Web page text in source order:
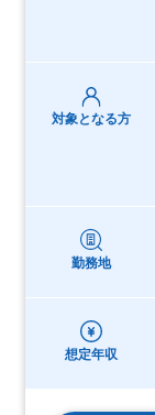
対象となる方
勤務地
想定年収